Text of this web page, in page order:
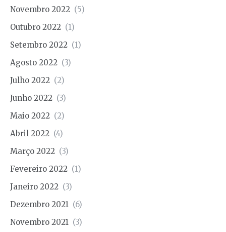
Novembro 2022 (5)
Outubro 2022 (1)
Setembro 2022 (1)
Agosto 2022 (3)
Julho 2022 (2)
Junho 2022 (3)
Maio 2022 (2)
Abril 2022 (4)
Março 2022 (3)
Fevereiro 2022 (1)
Janeiro 2022 (3)
Dezembro 2021 (6)
Novembro 2021 (3)